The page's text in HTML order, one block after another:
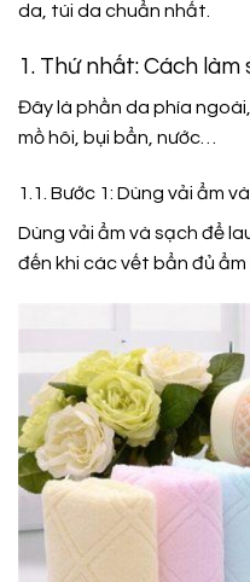
da, túi da chuẩn nhất.
1. Thứ nhất: Cách
Đây là phần da phía
mồ hôi, bụi bẩn, nước…
1.1. Bước 1: Dùng vải ẩm
Dùng vải ẩm và sạch để
đến khi các vết bẩn đủ